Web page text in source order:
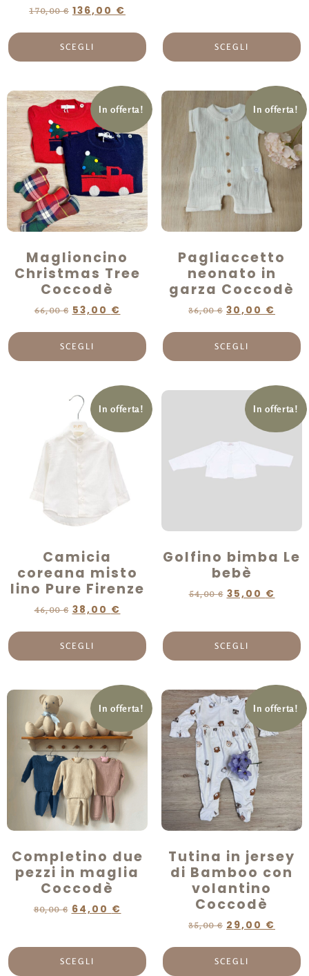
170,00€ 136,00 €
SCEGLI SCEGLI
In offerta!
Maglioncino
Christmas Tree
Coccodè
66,00€ 53,00 €
SCEGLI
In offerta!
Pagliaccetto
neonato in
garza Coccodè
36,00€ 30,00 €
SCEGLI
In offerta!
Camicia
coreana misto
lino Pure Firenze
46,00€ 38,00 €
SCEGLI
In offerta!
Golfino bimba Le
bebè
54,00€ 35,00 €
SCEGLI
In offerta!
Completino due
pezzi in maglia
Coccodè
80,00€ 64,00 €
SCEGLI
In offerta!
Tutina in jersey
di Bamboo con
volantino
Coccodè
35,00€ 29,00 €
SCEGLI